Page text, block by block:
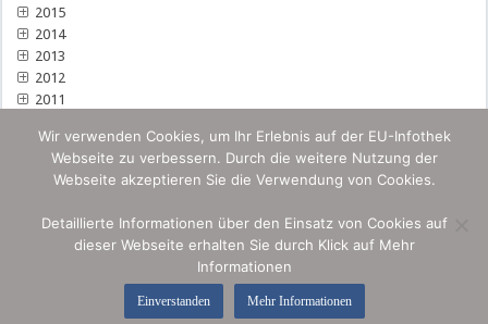
2015
2014
2013
2012
2011
Wir verwenden Cookies, um Ihr Erlebnis auf der EU-Infothek
Webseite zu verbessern. Durch die weitere Nutzung der
Webseite akzeptieren Sie die Verwendung von Cookies.
Detaillierte Informationen über den Einsatz von Cookies auf
dieser Webseite erhalten Sie durch Klick auf Mehr
Informationen
Einverstanden Mehr Informationen